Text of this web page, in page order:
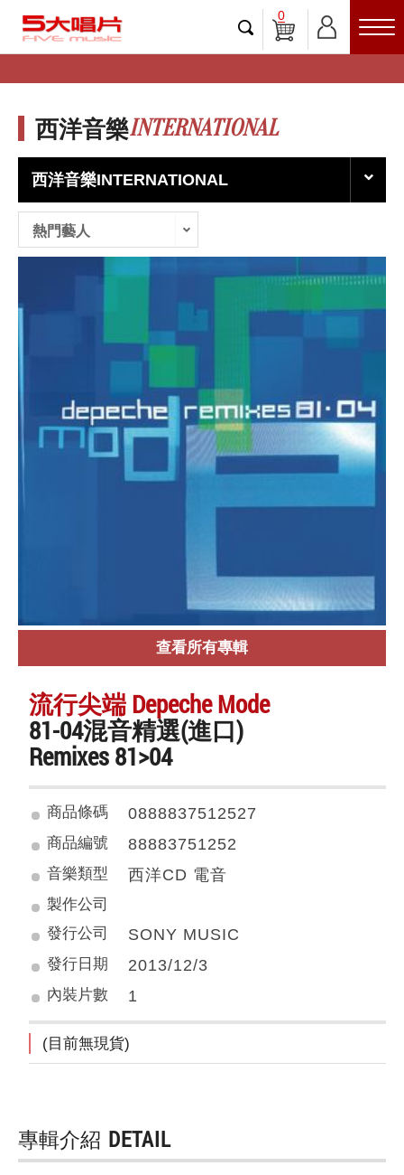
0
西洋音樂INTERNATIONAL
西洋音樂INTERNATIONAL
熱門藝人
查看所有專輯
流行尖端 Depeche Mode
81-04混音精選(進口)
Remixes 81>04
商品條碼 0888837512527
商品編號 88883751252
音樂類型 西洋CD 電音
製作公司
發行公司
SONY MUSIC
發行日期 2013/12/3
內裝片數 1
(目前無現貨)
專輯介紹 DETAIL